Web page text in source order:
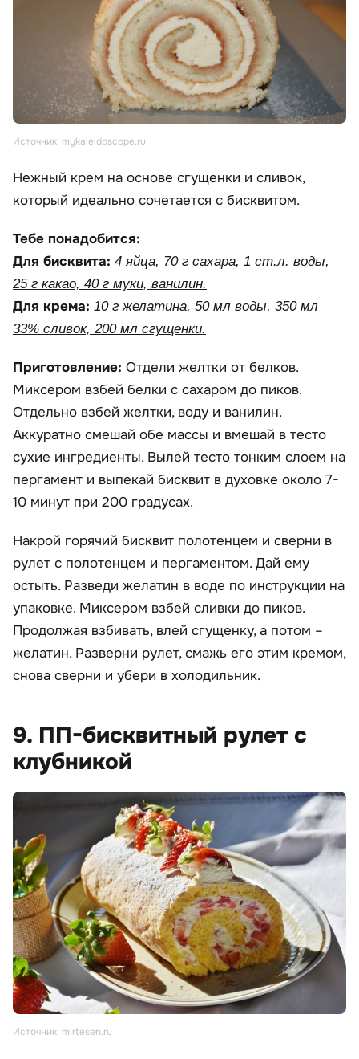
Источник: mykaleidoscope.ru
Нежный крем на основе сгущенки и сливок,
который идеально сочетается с бисквитом.
Тебе понадобится:
Для бисквита: 4 яйца, 70 г сахара, 1 ст.л. воды,
25 г какао, 40 г муки, ванилин.
Для крема: 10 г желатина, 50 мл воды, 350 мл
33% сливок, 200 мл сгущенки.
Приготовление: Отдели желтки от белков.
Миксером взбей белки с сахаром до пиков.
Отдельно взбей желтки, воду и ванилин.
Аккуратно смешай обе массы и вмешай в тесто
сухие ингредиенты. Вылей тесто тонким слоем на
пергамент и выпекай бисквит в духовке около 7-
10 минут при 200 градусах.
Накрой горячий бисквит полотенцем и сверни в
рулет с полотенцем и пергаментом. Дай ему
остыть. Разведи желатин в воде по инструкции на
упаковке. Миксером взбей сливки до пиков.
Продолжая взбивать, влей сгущенку, а потом –
желатин. Разверни рулет, смажь его этим кремом,
снова сверни и убери в холодильник.
9. ПП-бисквитный рулет с
клубникой
Источник: mirtesen.ru